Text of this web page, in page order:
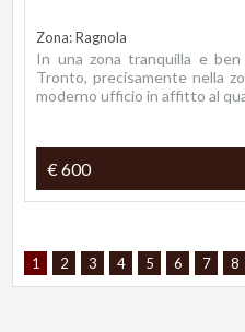
Zona: Ragnola
In una zona tranquilla e
Tronto, precisamente nella
moderno ufficio in affitto al
€ 600
1 2 3 4 5 6 7 8